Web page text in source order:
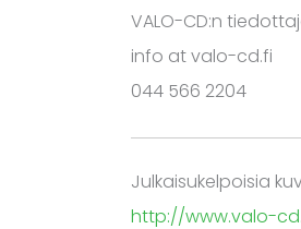
VALO-CD:n
info at valo-cd.fi
044 566 2204
Julkaisukelpoisia
http://www.valo-